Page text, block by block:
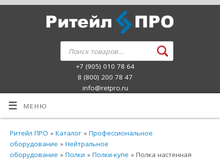
+7 (905) 010 78 64
8 (800) 200 78 47
info@retpro.ru
МЕНЮ
Ритейл ПРО »Каталог »Профессиональное
оборудование »Нейтральное
оборудование »Полки »Полки-купе » Полка настенная